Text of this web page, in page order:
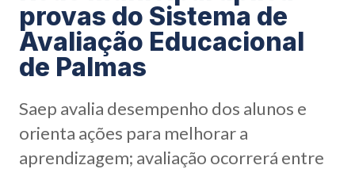
provas do Sistema de
Avaliação Educacional
de Palmas
Saep avalia desempenho dos alunos e
orienta ações para melhorar a
aprendizagem; avaliação ocorrerá entre